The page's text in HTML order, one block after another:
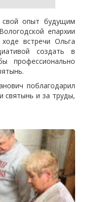
свой опыт будущим
епархии
встречи Ольга
создать в
профессионально
поблагодарил
святынь и за труды,